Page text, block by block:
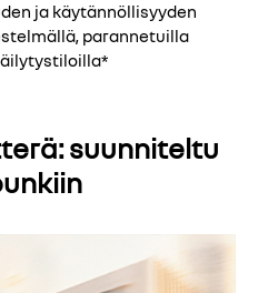
ja käytännöllisyyden
parannetuilla
suunniteltu